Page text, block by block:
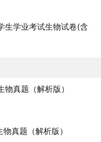
生学业考试生物试卷(含
真题（解析版）
真题（解析版）